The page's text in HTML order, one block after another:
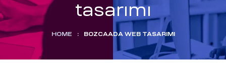
tasarımı
HOME : BOZCAADA WEB TASARIMI